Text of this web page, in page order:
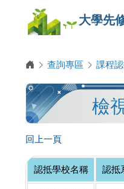
大學先
查詢專區 課程
檢
回上一頁
認抵學校名稱 認抵